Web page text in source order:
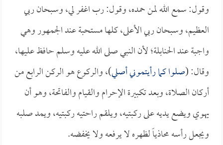
وقول: سمع الله لمن حمده، وقول: رب اغفر لي، وسبحان ربي
العظيم، وسبحان ربي الأعلى، كلها مستحبة عند الجمهور وهي
واجبة عند الحنابلة؛ لأن النبي صلى الله عليه وسلم حافظ عليها،
وقال: (صلوا كما رأيتموني أصلي)، والركوع هو الركن الرابع من
أركان الصلاة، وبعد تكبيرة الإحرام والقيام والفاتحة، وهو أن
يهوي ويضع يديه على ركبتيه، ويلقم راحتيه ركبتيه، ويمد صلبه
ويجعل رأسه محاذياً لظهره لا يرفعه ولا يخفضه.